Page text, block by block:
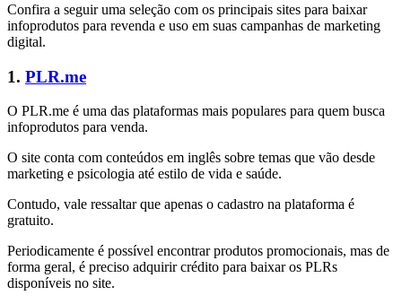
Confira a seguir uma seleção com os principais sites para baixar
infoprodutos para revenda e uso em suas campanhas de marketing
digital.
1. PLR.me
O PLR.me é uma das plataformas mais populares para quem busca
infoprodutos para venda.
O site conta com conteúdos em inglês sobre temas que vão desde
marketing e psicologia até estilo de vida e saúde.
Contudo, vale ressaltar que apenas o cadastro na plataforma é
gratuito.
Periodicamente é possível encontrar produtos promocionais, mas de
forma geral, é preciso adquirir crédito para baixar os PLRs
disponíveis no site.